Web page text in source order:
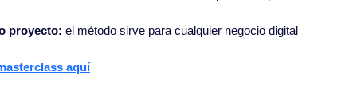
proyecto: el método sirve para cualquier negocio digital
aquí